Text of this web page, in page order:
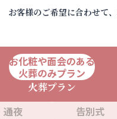
お客様のご希望に合わせて
お化粧や面会のある
火葬のみプラン
火葬プラン
通夜
告別式